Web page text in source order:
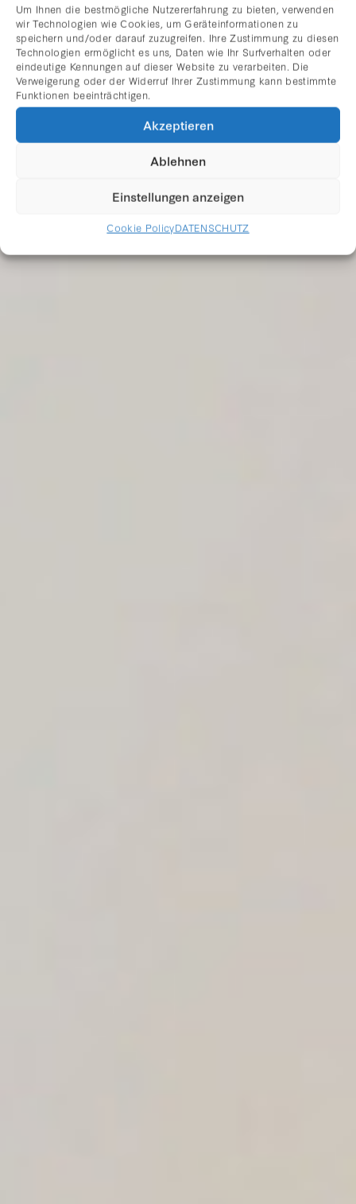
Um Ihnen die bestmögliche Nutzererfahrung zu bieten, verwenden
wir Technologien wie Cookies, um Geräteinformationen zu
speichern und/oder darauf zuzugreifen. Ihre Zustimmung zu diesen
Technologien ermöglicht es uns, Daten wie Ihr Surfverhalten oder
eindeutige Kennungen auf dieser Website zu verarbeiten. Die
Verweigerung oder der Widerruf Ihrer Zustimmung kann bestimmte
Funktionen beeinträchtigen.
Akzeptieren
Ablehnen
Einstellungen anzeigen
Cookie PolicyDATENSCHUTZ
MADE IN AMERICA